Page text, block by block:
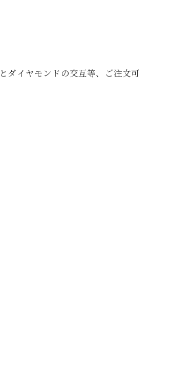
ダイヤモンドの交互等、ご注文可